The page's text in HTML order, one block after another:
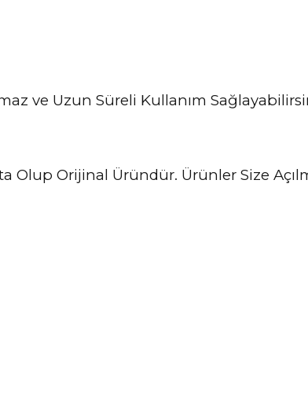
ve Uzun Süreli Kullanım
Olup Orijinal Üründür. Ürünler Size